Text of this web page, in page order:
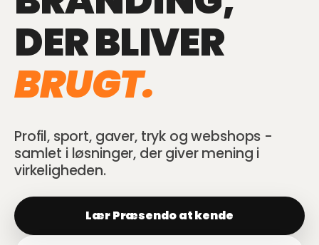
DER BLIVER
BRUGT.
Profil, sport, gaver, tryk og webshops -
samlet i løsninger, der giver mening i
virkeligheden.
Lær Præsendo at kende